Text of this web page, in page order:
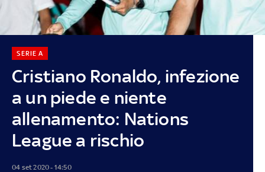
Cristiano Ronaldo, infezione
a un piede e niente
allenamento: Nations
League a rischio
SERIE A
04 set 2020 - 14:50